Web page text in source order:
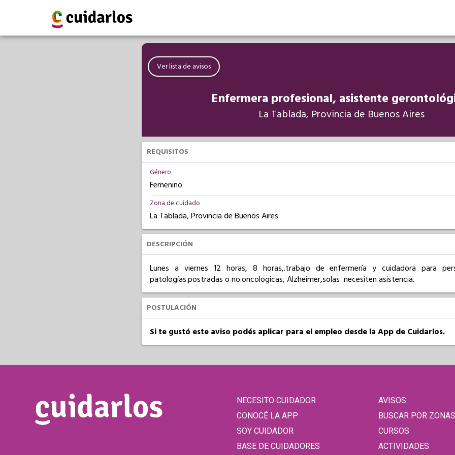
Ver lista de avisos
Enfermera profesional, asistente
La Tablada, Provincia de Buenos Aires
REQUISITOS
Género
Femenino
Zona de cuidado
La Tablada, Provincia de Buenos Aires
DESCRIPCIÓN
Lunes a viernes 12 horas, 8 horas,.trabajo de enfermería y cuidadora para
patologías.postradas o no.oncologicas, Alzheimer,solas  necesiten asistencia.
POSTULACIÓN
Si te gustó este aviso podés aplicar para el empleo desde la App de Cuidarlos.
NECESITO CUIDADOR
CONOCÉ LA APP
SOY CUIDADOR
BASE DE CUIDADORES
AVISOS
BUSCAR POR ZONAS
CURSOS
ACTIVIDADES